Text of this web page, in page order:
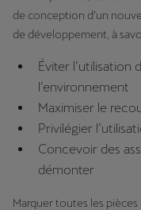
de conception d’un
de développement, à
Éviter l’utilisation
l’environnement
Maximiser le
Privilégier
Concevoir des
démonter
Marquer toutes les